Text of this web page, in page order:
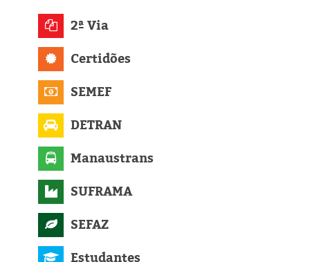
2ª Via
Certidões
SEMEF
DETRAN
Manaustrans
SUFRAMA
SEFAZ
Estudantes